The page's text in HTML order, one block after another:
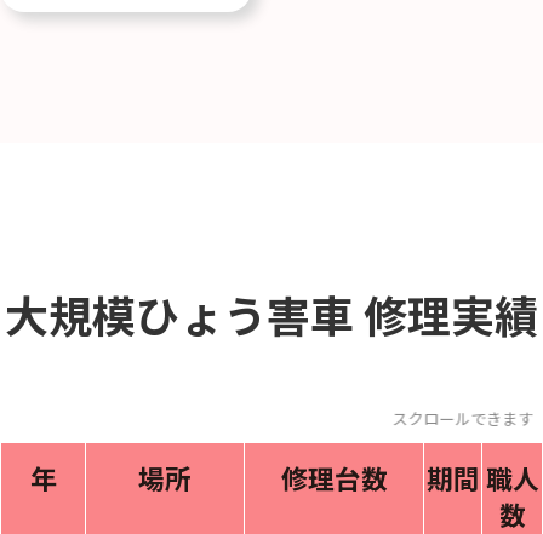
大規模ひょう害車修理実績
スクロールできま
年 場所 修理台数 期間 職人
数